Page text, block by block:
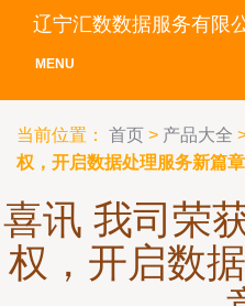
辽宁汇数数据服务有限
MENU
当前位置： 首页 > 产品大全
权，开启数据处理服务新篇章
喜讯 我司荣
权，开启数